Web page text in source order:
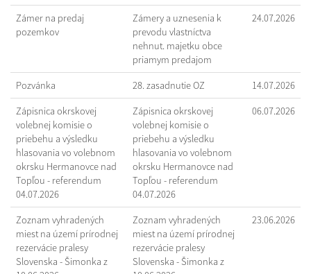
Zámer na predaj
pozemkov
Zámery a uznesenia k
prevodu vlastníctva
nehnut. majetku obce
priamym predajom
24.07.2026
Pozvánka 28. zasadnutie OZ 14.07.2026
Zápisnica okrskovej
volebnej komisie o
priebehu a výsledku
hlasovania vo volebnom
okrsku Hermanovce nad
Topľou - referendum
04.07.2026
Zápisnica okrskovej
volebnej komisie o
priebehu a výsledku
hlasovania vo volebnom
okrsku Hermanovce nad
Topľou - referendum
04.07.2026
06.07.2026
Zoznam vyhradených
miest na území prírodnej
rezervácie pralesy
Slovenska - Šimonka z
Zoznam vyhradených
miest na území prírodnej
rezervácie pralesy
Slovenska - Šimonka z
23.06.2026